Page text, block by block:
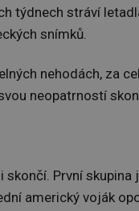
týdnech stráví
snímků.
nehodách, za
neopatrností
První
americký voják